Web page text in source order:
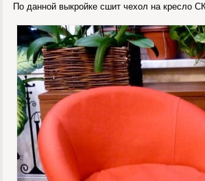
По данной выкройке сшит чехол на кресло